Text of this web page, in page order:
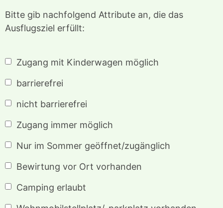
Bitte gib nachfolgend Attribute an, die das
Ausflugsziel erfüllt:
Zugang mit Kinderwagen möglich
barrierefrei
nicht barrierefrei
Zugang immer möglich
Nur im Sommer geöffnet/zugänglich
Bewirtung vor Ort vorhanden
Camping erlaubt